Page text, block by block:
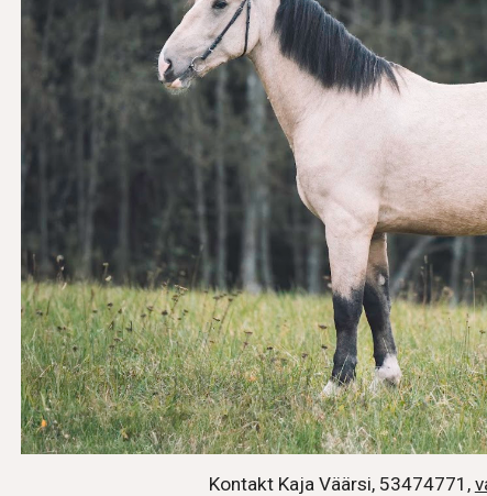
Kontakt Kaja Väärsi, 53474771,